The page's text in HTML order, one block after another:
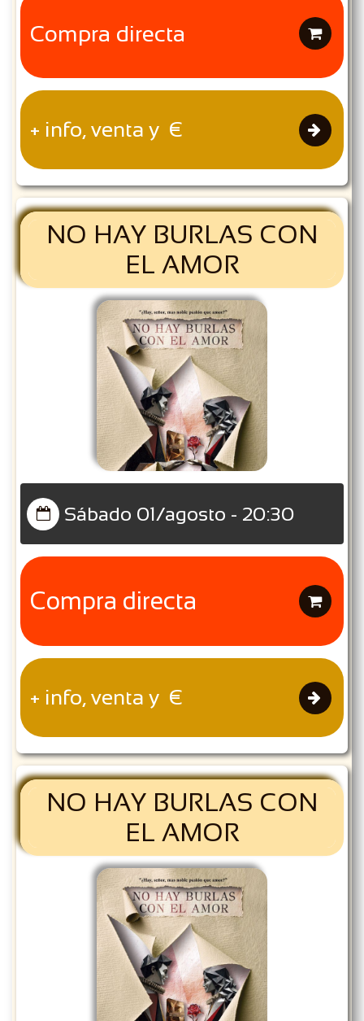
Compra directa 
+ info, venta y € 
NO HAY BURLAS CON
EL AMOR
Sábado 01/agosto - 20:30

Compra directa 
+ info, venta y € 
NO HAY BURLAS CON
EL AMOR